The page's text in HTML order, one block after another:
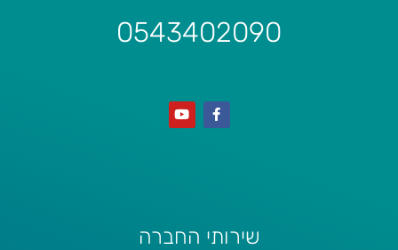
0543402090
שירותי החברה